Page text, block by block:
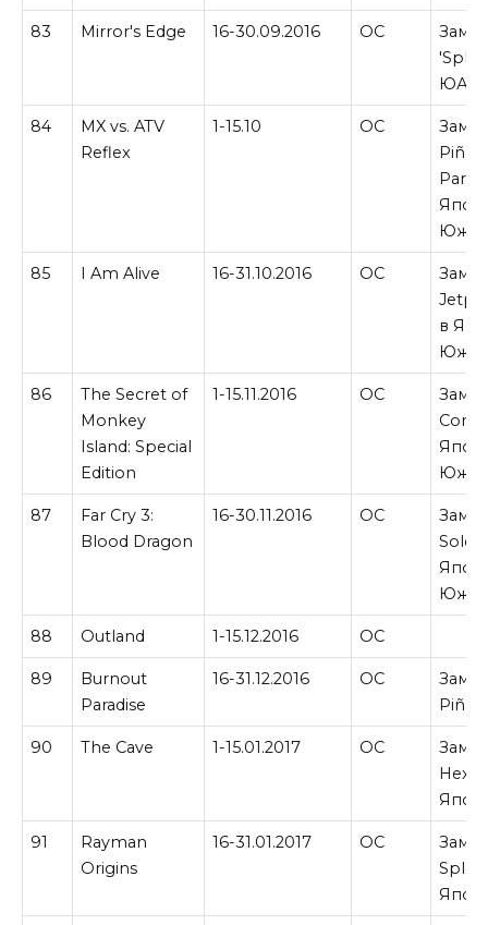
83 Mirror's Edge 16-30.09.2016 ОС
ЮАР.
84
MX vs. ATV
Reflex
1-15.10 ОС
85 I Am Alive 16-31.10.2016 ОС
в
86
The Secret of
Monkey
Island: Special
Edition
1-15.11.2016 ОС
87
Far Cry 3:
Blood Dragon
16-30.11.2016 ОС
88 Outland 1-15.12.2016 ОС
89
Burnout
Paradise
16-31.12.2016 ОС
90 The Cave 1-15.01.2017 ОС
Hexic
91
Rayman
Origins
16-31.01.2017 ОС